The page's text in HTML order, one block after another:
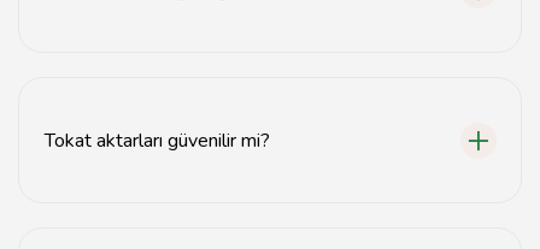
Tokat aktarları güvenilir mi?